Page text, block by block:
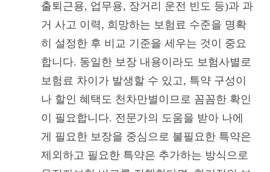
출퇴근용, 업무용, 장거리 운전 빈도 등)과 과
거 사고 이력, 희망하는 보험료 수준을 명확
히 설정한 후 비교 기준을 세우는 것이 중요
합니다. 동일한 보장 내용이라도 보험사별로
보험료 차이가 발생할 수 있고, 특약 구성이
나 할인 혜택도 천차만별이므로 꼼꼼한 확인
이 필요합니다. 전문가의 도움을 받아 나에
게 필요한 보장을 중심으로 불필요한 특약은
제외하고 필요한 특약은 추가하는 방식으로